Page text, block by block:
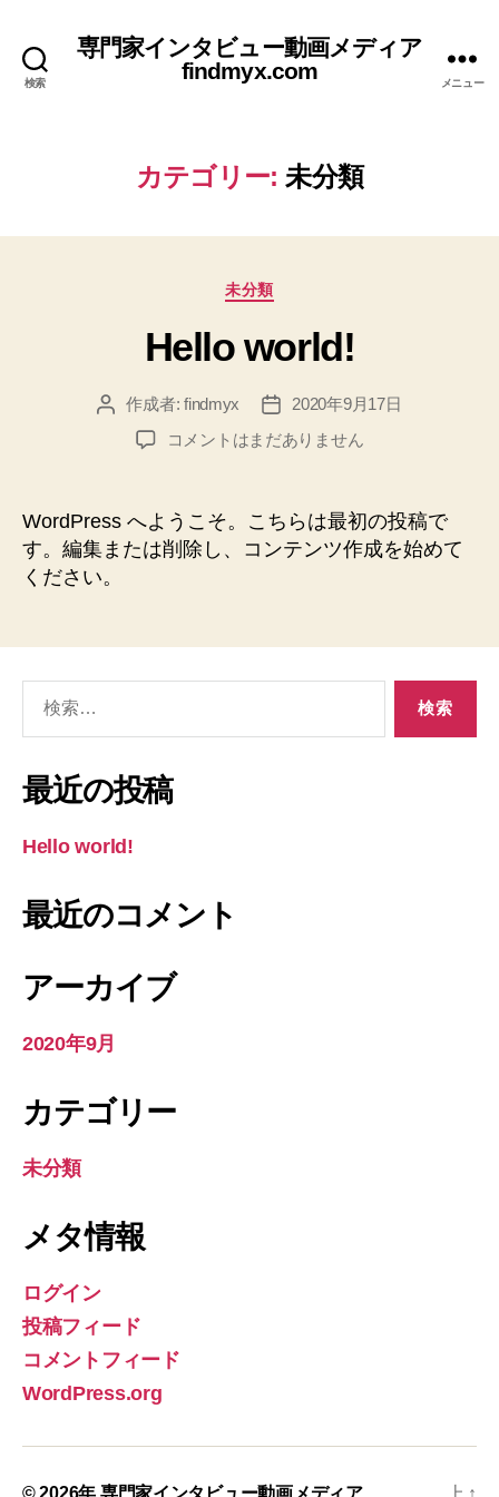
検索
専門家インタビュー動画メディア
findmyx.com
メニュー
カテゴリー: 未分類
カ
ゴ
リ
未分類
Hello world!
投
作成者:findmyx
投
稿
日
2020年9月17日
Hello
の
コメントはまだありません
WordPress へようこそ。こちらは最初の投稿で
す。編集または削除し、コンテンツ作成を始めて
ください。
象:
最近の投稿
Hello world!
最近のコメント
アーカイブ
2020年9月
カテゴリー
未分類
メタ情報
ログイン
投稿フィード
コメントフィード
WordPress.org
© 2026年 専門家インタビュー動画メディア 上 ↑